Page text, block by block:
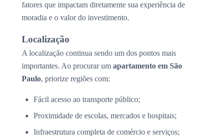
fatores que impactam diretamente sua experiência de
moradia e o valor do investimento.
Localização
A localização continua sendo um dos pontos mais
importantes. Ao procurar um apartamento em São
Paulo, priorize regiões com:
Fácil acesso ao transporte público;
Proximidade de escolas, mercados e hospitais;
Infraestrutura completa de comércio e serviços;